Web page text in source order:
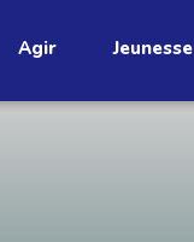
Agir Jeunesse